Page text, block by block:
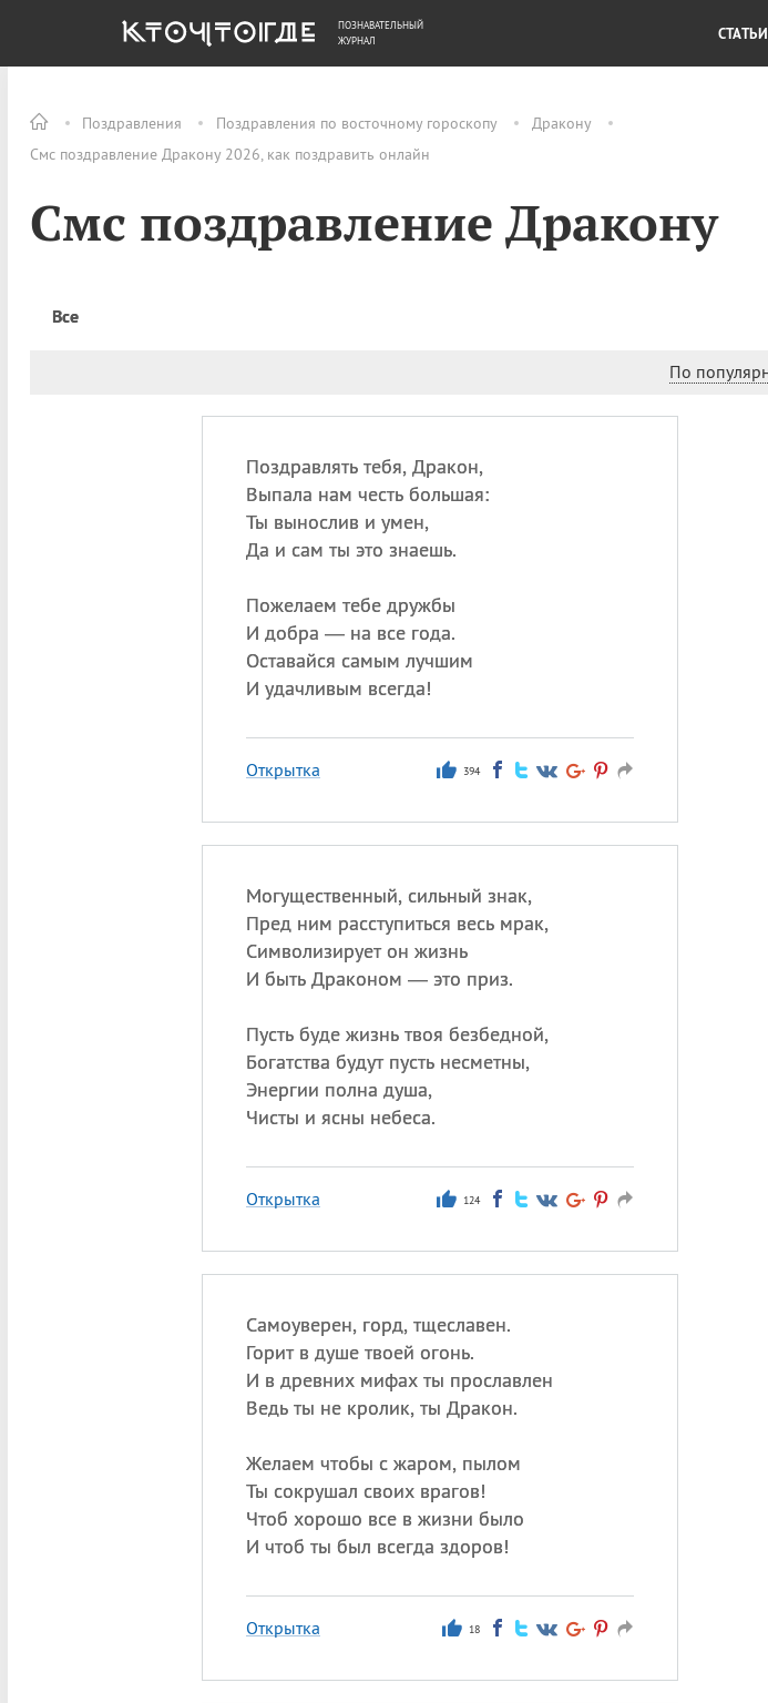
Поздравления Поздравления по восточному гороскопу
Дракону
Смс поздравление Дракону 2026, как поздравить онлайн
Смс поздравление Дракону
Все
По
Поздравлять тебя, Дракон,
Выпала нам честь большая:
Ты вынослив и умен,
Да и сам ты это знаешь.
Пожелаем тебе дружбы
И добра — на все года.
Оставайся самым лучшим
И удачливым всегда!
Открытка 394
Могущественный, сильный знак,
Пред ним расступиться весь мрак,
Символизирует он жизнь
И быть Драконом — это приз.
Пусть буде жизнь твоя безбедной,
Богатства будут пусть несметны,
Энергии полна душа,
Чисты и ясны небеса.
Открытка 124
Самоуверен, горд, тщеславен.
Горит в душе твоей огонь.
И в древних мифах ты прославлен
Ведь ты не кролик, ты Дракон.
Желаем чтобы с жаром, пылом
Ты сокрушал своих врагов!
Чтоб хорошо все в жизни было
И чтоб ты был всегда здоров!
Открытка 18
ОБЩЕСТВО ДЕНЬГИ
ПОЗНАВАТЕЛЬНЫЙ
ЖУРНАЛ
СТАТЬИ